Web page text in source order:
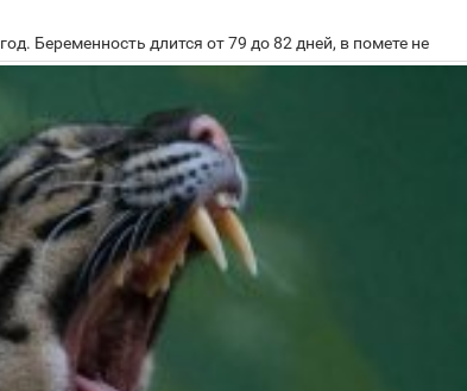
Беременность длится от 79 до 82 дней, в помете не